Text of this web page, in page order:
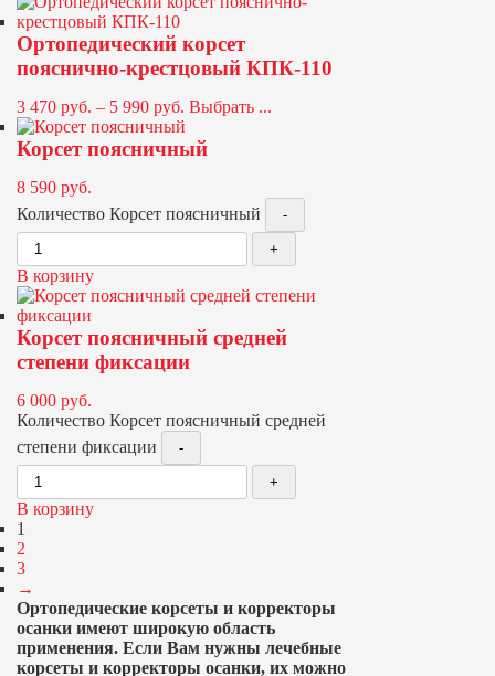
Ортопедический корсет
пояснично-крестцовый КПК-110
3 470 руб. – 5 990 руб. Выбрать ...
Корсет поясничный
8 590 руб.
Количество Корсет поясничный
В корзину
Корсет поясничный средней
степени фиксации
6 000 руб.
Количество Корсет поясничный средней
степени фиксации
В корзину
1
2
3
→
Ортопедические корсеты и корректоры
осанки имеют широкую область
применения. Если Вам нужны лечебные
корсеты и корректоры осанки, их можно